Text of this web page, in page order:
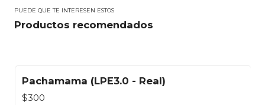
PUEDE QUE TE INTERESEN ESTOS
Productos recomendados
Pachamama (LPE3.0 - Real)
$300